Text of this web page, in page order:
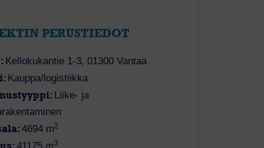
PERUSTIEDOT
Kellokukantie 1-3, 01300 Vantaa
Kauppa/logistiikka
Liike- ja
4694 m2
3